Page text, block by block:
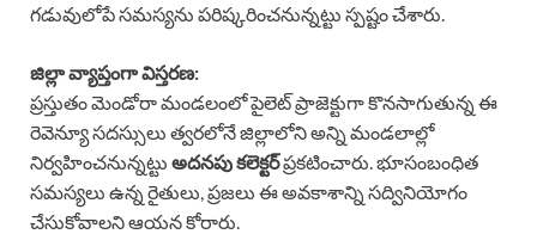
గడువులోపే సమస్యను పరిష్కరించనున్నట్టు స్పష్టం చేశారు.
జిల్లా వ్యాప్తంగా విస్తరణ:
ప్రస్తుతం మెండోరా మండలంలో పైలెట్ ప్రాజెక్టుగా కొనసాగుతున్న ఈ
రెవెన్యూ సదస్సులు త్వరలోనే జిల్లాలోని అన్ని మండలాల్లో
నిర్వహించనున్నట్టు అదనపు కలెక్టర్ప్రకటించారు. భూసంబంధిత
సమస్యలు ఉన్న రైతులు, ప్రజలు ఈ అవకాశాన్ని సద్వినియోగం
చేసుకోవాలని ఆయన కోరారు.